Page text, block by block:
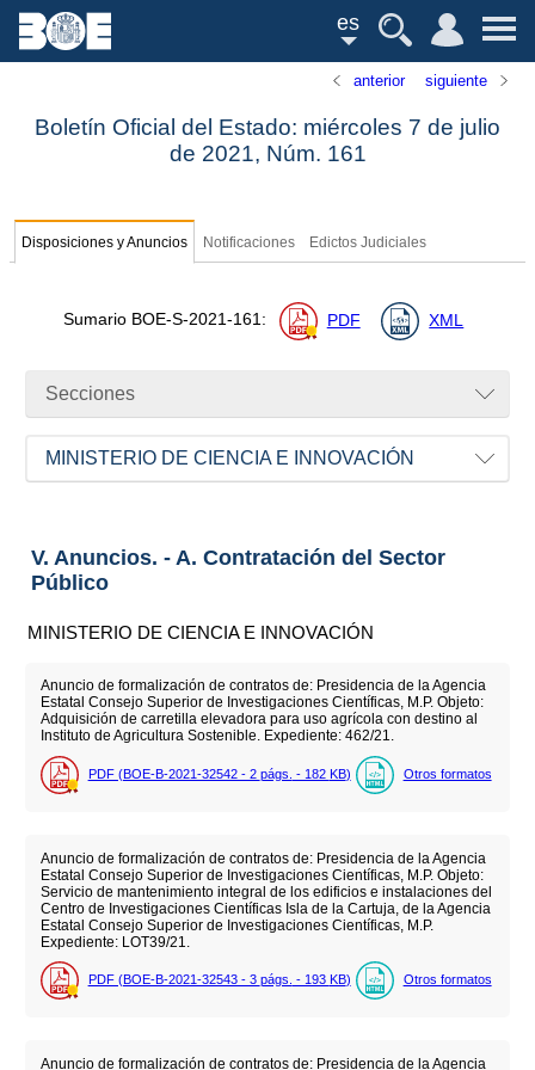
es
anterior siguiente
Boletín Oficial del Estado: miércoles 7 de julio
de 2021, Núm. 161
Disposiciones y Anuncios Notificaciones Edictos Judiciales
Sumario BOE-S-2021-161: PDF XML
Secciones
MINISTERIO DE CIENCIA E INNOVACIÓN
V. Anuncios. - A. Contratación del Sector
Público
MINISTERIO DE CIENCIA E INNOVACIÓN
Anuncio de formalización de contratos de: Presidencia de la Agencia
Estatal Consejo Superior de Investigaciones Científicas, M.P. Objeto:
Adquisición de carretilla elevadora para uso agrícola con destino al
Instituto de Agricultura Sostenible. Expediente: 462/21.
PDF (BOE-B-2021-32542 - 2 págs. - 182 KB) Otros formatos
Anuncio de formalización de contratos de: Presidencia de la Agencia
Estatal Consejo Superior de Investigaciones Científicas, M.P. Objeto:
Servicio de mantenimiento integral de los edificios e instalaciones del
Centro de Investigaciones Científicas Isla de la Cartuja, de la Agencia
Estatal Consejo Superior de Investigaciones Científicas, M.P.
Expediente: LOT39/21.
PDF (BOE-B-2021-32543 - 3 págs. - 193 KB) Otros formatos
Anuncio de formalización de contratos de: Presidencia de la Agencia